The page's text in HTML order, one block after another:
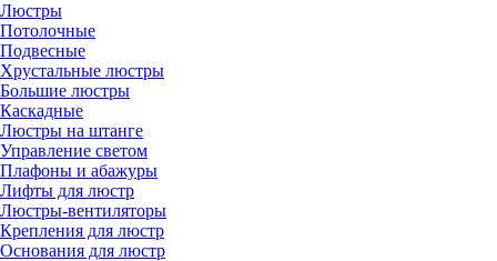
Люстры
Потолочные
Подвесные
Хрустальные люстры
Большие люстры
Каскадные
Люстры на штанге
Управление светом
Плафоны и абажуры
Лифты для люстр
Люстры-вентиляторы
Крепления для люстр
Основания для люстр